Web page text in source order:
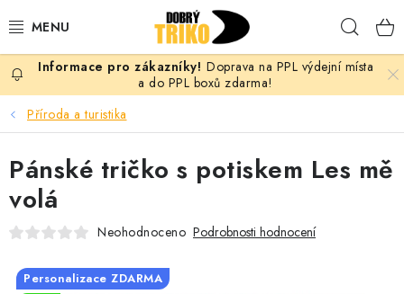
na
PRO ŽENY
PRO MUŽE
PRO DĚTI
PRO PÁRY
Doprava na PPL výdejní místa
a do PPL boxů zdarma!
Příroda a turistika
Pánské tričko s potiskem Les mě
volá
Neohodnoceno Podrobnosti hodnocení
Personalizace ZDARMA